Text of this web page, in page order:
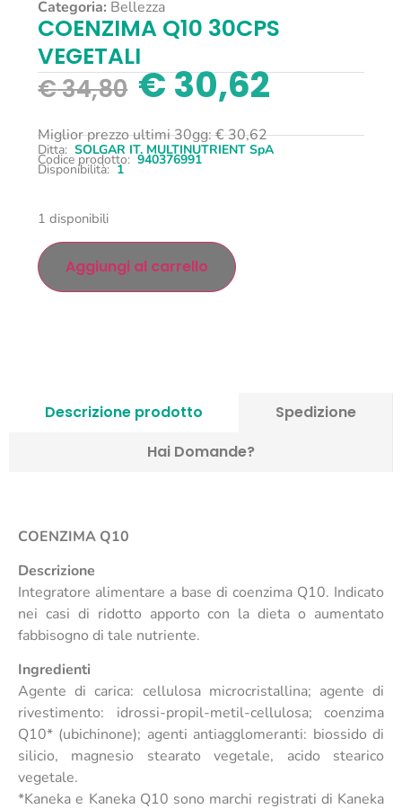
Categoria: Bellezza
COENZIMA Q10 30CPS
VEGETALI
€34,80 €30,62
Miglior prezzo ultimi 30gg:€30,62
Ditta: SOLGAR IT. MULTINUTRIENT SpA
Codice prodotto: 940376991
Disponibilità: 1
1 disponibili
Aggiungi al carrello
Descrizione prodotto
Spedizione
Hai Domande?
COENZIMA Q10
Descrizione
Integratore alimentare a base di coenzima Q10. Indicato
nei casi di ridotto apporto con la dieta o aumentato
fabbisogno di tale nutriente.
Ingredienti
Agente di carica: cellulosa microcristallina; agente di
rivestimento: idrossi-propil-metil-cellulosa; coenzima
Q10* (ubichinone); agenti antiagglomeranti: biossido di
silicio, magnesio stearato vegetale, acido stearico
vegetale.
*Kaneka e Kaneka Q10 sono marchi registrati di Kaneka